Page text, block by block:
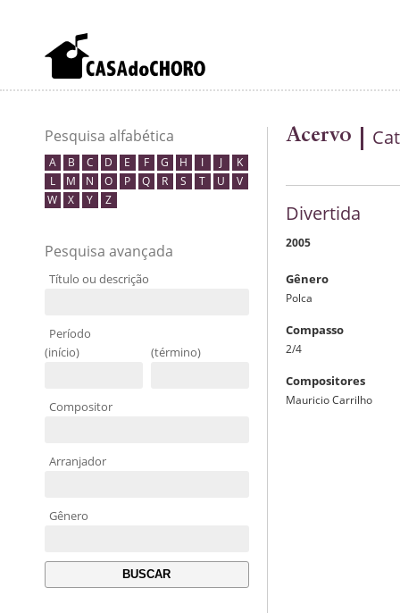
Pesquisa alfabética
A B C D E F G H I J
K
L
M N O P Q R S T U
V
W
X Y Z
Pesquisa avançada
Título ou descrição
Período
(início)
(término)
Compositor
Arranjador
Gênero
Acervo
Divertida
2005
Gênero
Polca
Compasso
2/4
Compositores
Mauricio Carrilho